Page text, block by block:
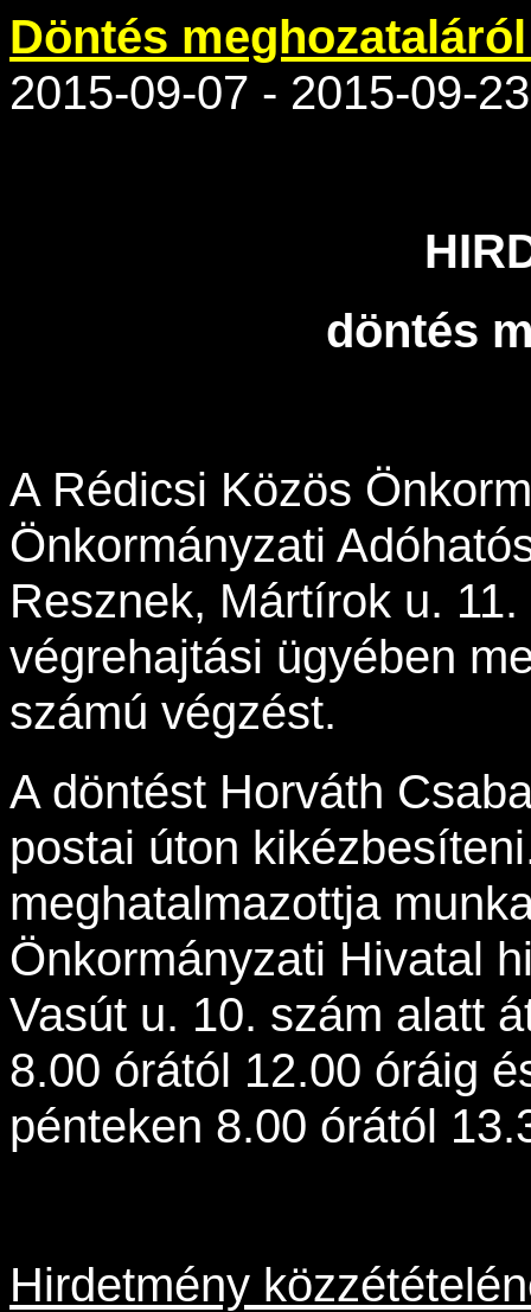
Döntés
2015-09-07 - 2015-09-23
döntés
A Rédicsi Közös
Önkormányzati
Resznek, Mártírok u.
végrehajtási ügyében
számú végzést.
A döntést Horváth
postai úton
meghatalmazottja
Önkormányzati Hivatal
Vasút u. 10. szám alatt
8.00 órától 12.00 óráig
pénteken 8.00 órától
Hirdetmény